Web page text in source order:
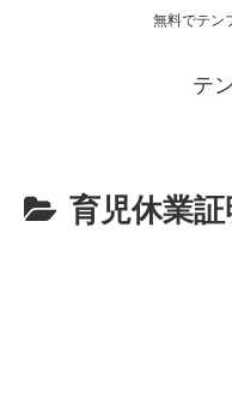
無料でテン
テ
育児休業